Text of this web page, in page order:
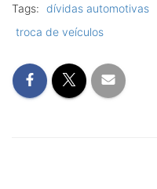
Tags: dívidas automotivas
troca de veículos